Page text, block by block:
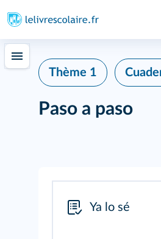
Thème 1
Paso a paso
Ya lo sé